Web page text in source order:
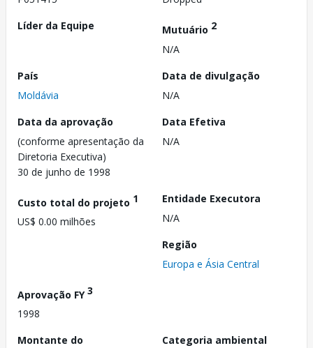
Líder da Equipe
Mutuário 2
N/A
País
Moldávia
Data de divulgação
N/A
Data da aprovação
(conforme apresentação da
Diretoria Executiva)
30 de junho de 1998
Data Efetiva
N/A
Custo total do projeto 1
US$ 0.00 milhões
Entidade Executora
N/A
Região
Europa e Ásia Central
Aprovação FY3
1998
Montante do
Categoria ambiental